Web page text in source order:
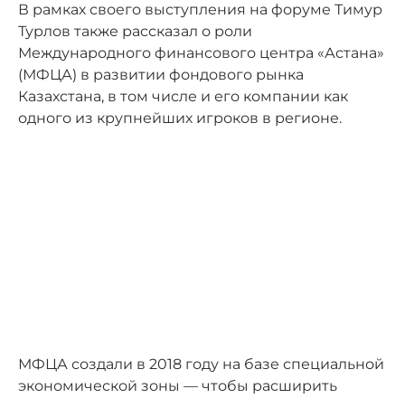
В рамках своего выступления на форуме Тимур
Турлов также рассказал о роли
Международного финансового центра «Астана»
(МФЦА) в развитии фондового рынка
Казахстана, в том числе и его компании как
одного из крупнейших игроков в регионе.
МФЦА создали в 2018 году на базе специальной
экономической зоны — чтобы расширить